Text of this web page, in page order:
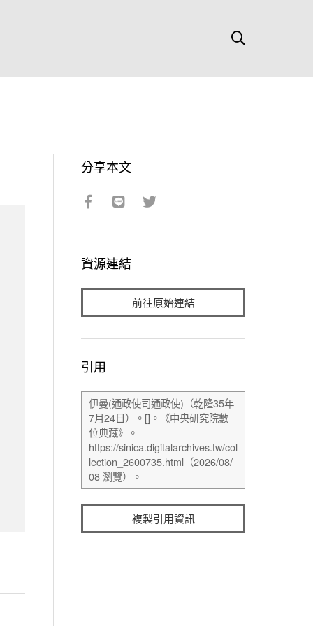
分享本文
資源連結
前往原始連結
引用
複製引用資訊